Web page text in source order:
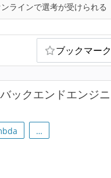
ラインで選考が受けられる
ブックマーク
ックエンドエンジニ
…